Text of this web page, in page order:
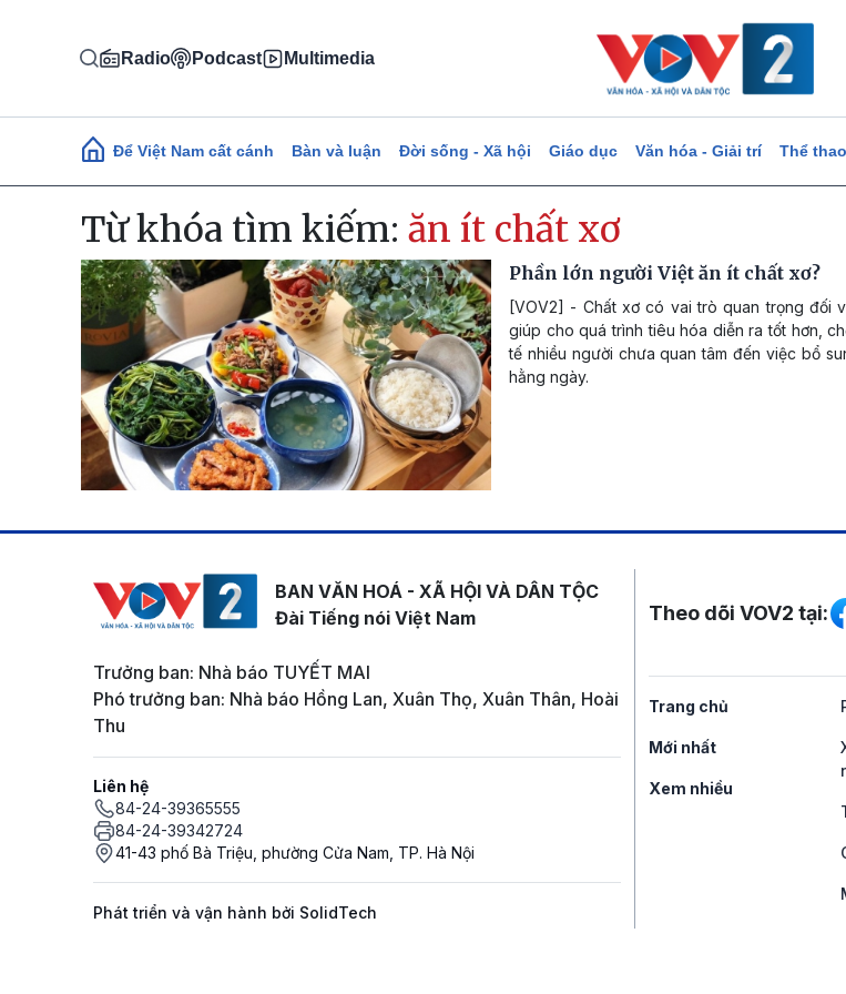
Radio Podcast Multimedia
Main navigation
Để Việt Nam cất cánh Bàn và luận Đời sống - Xã hội Giáo dục Văn hóa - Giải trí Thể thao
Từ khóa tìm kiếm: ăn ít chất xơ
Phần lớn người Việt ăn ít chất xơ?
[VOV2] - Chất xơ có vai trò quan trọng đối
giúp cho quá trình tiêu hóa diễn ra tốt hơn,
tế nhiều người chưa quan tâm đến việc bổ
hằng ngày.
BAN VĂN HOÁ - XÃ HỘI VÀ DÂN TỘC
Đài Tiếng nói Việt Nam
Trưởng ban: Nhà báo TUYẾT MAI
Phó trưởng ban: Nhà báo Hồng Lan, Xuân Thọ, Xuân Thân, Hoài
Thu
Liên hệ
84-24-39365555
84-24-39342724
41-43 phố Bà Triệu, phường Cửa Nam, TP. Hà Nội
Phát triển và vận hành bởi SolidTech
Mạng xã
Theo dõi VOV2 tại:
Trang chủ
Mới nhất
Xem nhiều